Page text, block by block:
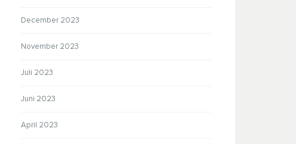
December 2023
November 2023
Juli 2023
Juni 2023
April 2023